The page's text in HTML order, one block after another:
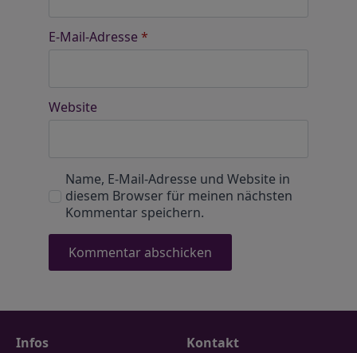
E-Mail-Adresse *
Website
Name, E-Mail-Adresse und Website in
diesem Browser für meinen nächsten
Kommentar speichern.
Infos Kontakt